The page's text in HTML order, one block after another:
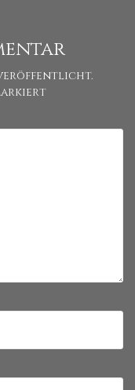
veröffentlicht.